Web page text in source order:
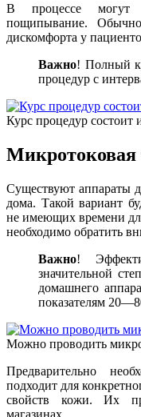
В процессе могут
пощипывание.
дискомфорта у
Важно! Полный
процедур с
Курс процедур состоит
Микротоковая
Существуют аппараты
дома. Такой вариант
не имеющих времени
необходимо обратить
Важно!
значительной
домашнего
показателям
Можно проводить
Предварительно
подходит для
свойств кожи. Их
магазинах.